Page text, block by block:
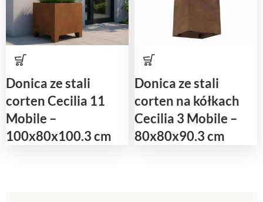
Donica ze stali
corten Cecilia 11
Mobile –
100x80x100.3 cm
Donica ze stali
corten na kółkach
Cecilia 3 Mobile –
80x80x90.3 cm